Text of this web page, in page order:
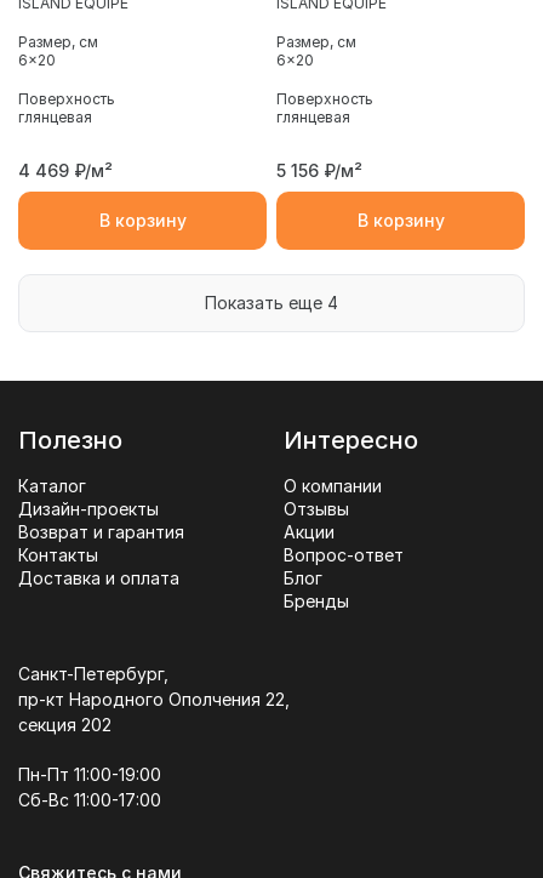
Размер, см
6x20
Поверхность
глянцевая
4 469 ₽/м²
В корзину
Размер, см
6x20
Поверхность
глянцевая
5 156 ₽/м²
В корзину
Показать еще 4
Полезно
Каталог
Дизайн-проекты
Возврат и гарантия
Контакты
Доставка и оплата
Интересно
О компании
Отзывы
Акции
Вопрос-ответ
Блог
Бренды
Санкт-Петербург,
пр-кт Народного Ополчения 22,
секция 202
Пн-Пт 11:00-19:00
Сб-Вс 11:00-17:00
Свяжитесь с нами